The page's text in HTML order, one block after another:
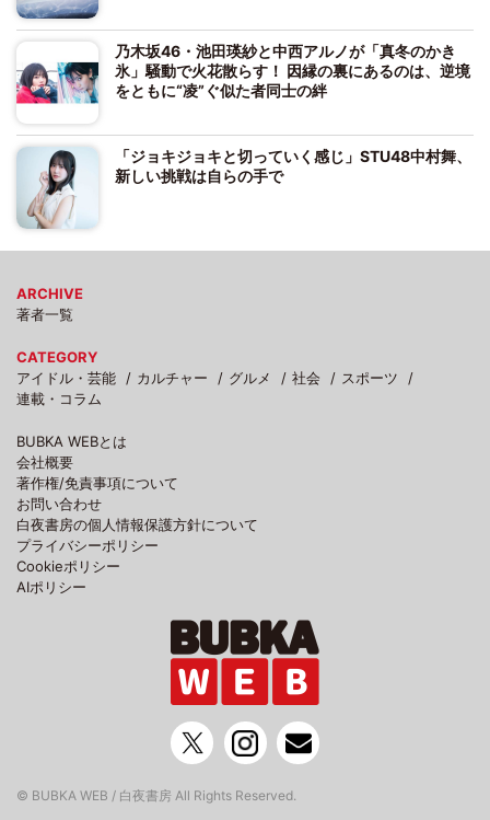
乃木坂46・池田瑛紗と中西アルノが「真冬のかき
氷」騒動で火花散らす！ 因縁の裏にあるのは、逆境
をともに“凌”ぐ似た者同士の絆
「ジョキジョキと切っていく感じ」STU48中村舞、
新しい挑戦は自らの手で
ARCHIVE
著者一覧
CATEGORY
アイドル・芸能
カルチャー グルメ 社会
スポーツ
連載・コラム
BUBKA WEBとは
会社概要
著作権/免責事項について
お問い合わせ
白夜書房の個人情報保護方針について
プライバシーポリシー
Cookieポリシー
AIポリシー
© BUBKA WEB / 白夜書房 All Rights Reserved.